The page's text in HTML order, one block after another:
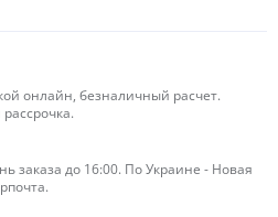
онлайн, безналичный расчет.
заказа до 16:00. По Украине - Новая